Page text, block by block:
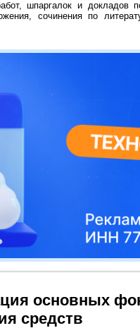
шпаргалок и докладов
сочинения по
основных
средств